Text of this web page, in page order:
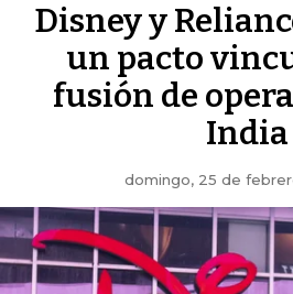
Disney y
un pacto
fusión de
India
domingo, 25 de